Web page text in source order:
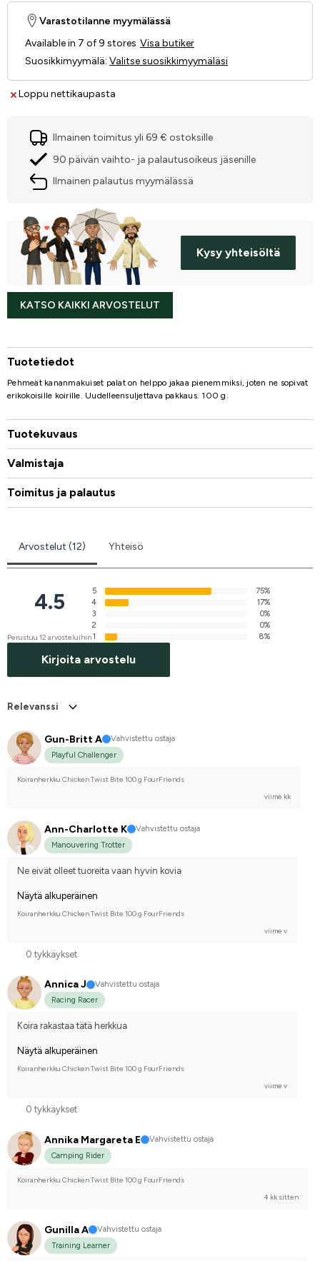
Loppu nettikaupasta
Varastotilanne myymälässä
Available in 7 of 9 stores Visa butiker
Suosikkimyymälä: Valitse suosikkimyymäläsi
Ilmainen toimitus yli 69 € ostoksille
90 päivän vaihto- ja palautusoikeus jäsenille
Ilmainen palautus myymälässä
Kysy yhteisöltä
KATSO KAIKKI ARVOSTELUT
Tuotetiedot
Pehmeät kananmakuiset palat on helppo jakaa pienemmiksi, joten ne sopivat
erikokoisille koirille. Uudelleensuljettava pakkaus. 100 g.
Tuotekuvaus
Valmistaja
Toimitus ja palautus
Arvostelut (12) Yhteisö
4.5
Perustuu 12 arvosteluihin
5
75%
4
17%
3
0%
2
0%
1
8%
Kirjoita arvostelu
Relevanssi
Gun-Britt A
Vahvistettu ostaja
Playful Challenger
Koiranherkku Chicken Twist Bite 100 g FourFriends
viime kk
Ann-Charlotte K
Vahvistettu ostaja
Manouvering Trotter
Ne eivät olleet tuoreita vaan hyvin kovia
Näytä alkuperäinen
Koiranherkku Chicken Twist Bite 100 g FourFriends
viime v
0 tykkäykset
Annica J
Vahvistettu ostaja
Racing Racer
Koira rakastaa tätä herkkua
Näytä alkuperäinen
Koiranherkku Chicken Twist Bite 100 g FourFriends
viime v
0 tykkäykset
Annika Margareta E
Vahvistettu ostaja
Camping Rider
Koiranherkku Chicken Twist Bite 100 g FourFriends
4 kk sitten
Gunilla A
Vahvistettu ostaja
Training Learner